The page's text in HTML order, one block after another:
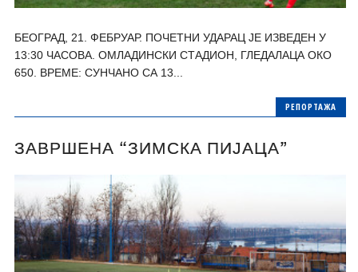
БЕОГРАД, 21. ФЕБРУАР. ПОЧЕТНИ УДАРАЦ ЈЕ ИЗВЕДЕН У
13:30 ЧАСОВА. ОМЛАДИНСКИ СТАДИОН, ГЛЕДАЛАЦА ОКО
650. ВРЕМЕ: СУНЧАНО СА 13...
РЕПОРТАЖА
ЗАВРШЕНА “ЗИМСКА ПИЈАЦА”